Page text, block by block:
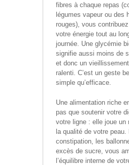
fibres à chaque repas
légumes vapeur ou des
rouges), vous
votre énergie tout au
journée. Une glycémie
signifie aussi moins de
et donc un
ralenti. C’est un geste
simple qu’efficace.
Une alimentation riche
pas que soutenir votre
votre ligne : elle joue un
la qualité de votre
constipation, les
excès de sucre, vous
l’équilibre interne de